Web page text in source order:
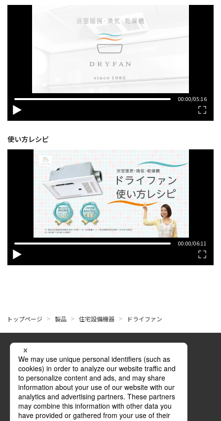
使い方レシピ
トップページ 製品 住宅設備機器 ドライファン
公式SNS
Facebook
YouTube